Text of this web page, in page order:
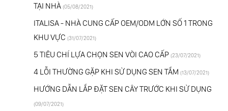
TẠI NHÀ (05/08/2021)
ITALISA - NHÀ CUNG CẤP OEM/ODM LỚN SỐ 1 TRONG
KHU VỰC (31/07/2021)
5 TIÊU CHÍ LỰA CHỌN SEN VÒI CAO CẤP (23/07/2021)
4 LỖI THƯỜNG GẶP KHI SỬ DỤNG SEN TẮM (13/07/2021)
HƯỚNG DẪN LẮP ĐẶT SEN CÂY TRƯỚC KHI SỬ DỤNG
(09/07/2021)